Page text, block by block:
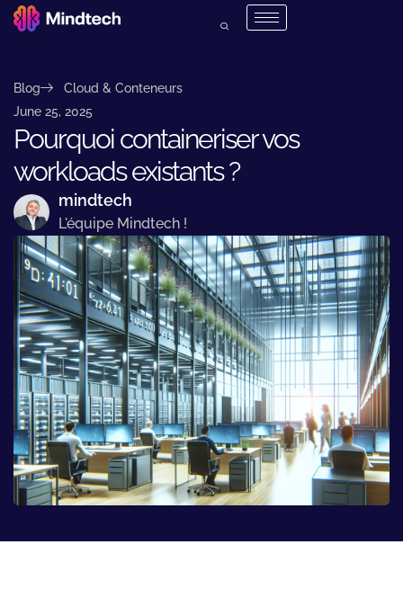
Blog
Cloud & Conteneurs
June 25, 2025
Pourquoi containeriser vos
workloads existants ?
mindtech
L'équipe Mindtech !